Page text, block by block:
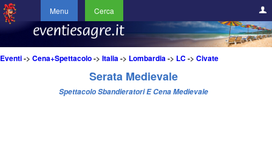
Menu Cerca
Eventi-> Cena+Spettacolo-> Italia-> Lombardia-> LC -> Civate
Serata Medievale
Spettacolo Sbandieratori E Cena Medievale